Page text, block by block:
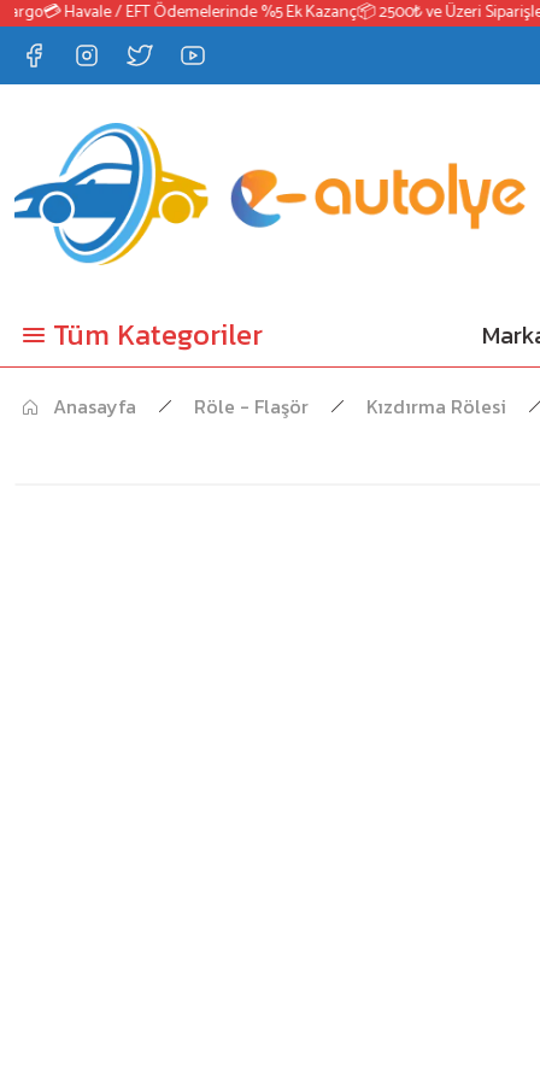
💳 Havale / EFT Ödemelerinde %5 Ek Kazanç📦 2500₺ ve Üzeri
Tüm Kategoriler
Anasayfa Röle - Flaşör Kızdırma Rölesi